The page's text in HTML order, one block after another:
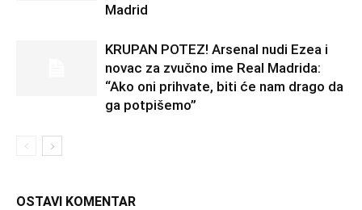
Madrid
KRUPAN POTEZ! Arsenal nudi Ezea i
novac za zvučno ime Real Madrida:
“Ako oni prihvate, biti će nam drago da
ga potpišemo”
OSTAVI KOMENTAR